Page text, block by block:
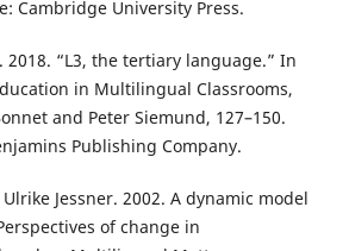
Cambridge University Press.
“L3, the tertiary language.” In
in Multilingual Classrooms,
and Peter Siemund, 127–150.
Publishing Company.
Jessner. 2002. A dynamic model
of change in